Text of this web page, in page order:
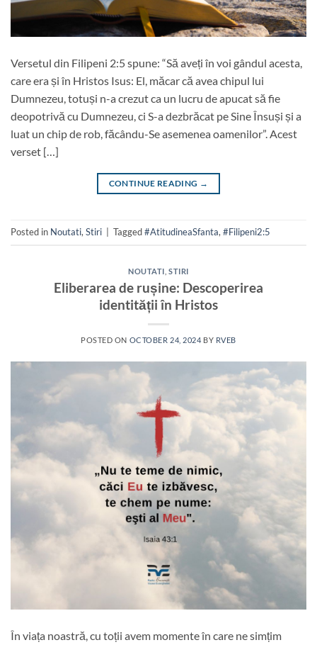
Versetul din Filipeni 2:5 spune: “Să aveți în voi gândul acesta,
care era și în Hristos Isus: El, măcar că avea chipul lui
Dumnezeu, totuși n-a crezut ca un lucru de apucat să fie
deopotrivă cu Dumnezeu, ci S-a dezbrăcat pe Sine Însuși și a
luat un chip de rob, făcându-Se asemenea oamenilor”. Acest
verset […]
CONTINUE READING →
Posted in Noutati,Stiri Tagged#AtitudineaSfanta,#Filipeni2:5
NOUTATI ,STIRI
Eliberarea de rușine: Descoperirea
identității în Hristos
POSTED ON OCTOBER 24, 2024 BY RVEB
În viața noastră, cu toții avem momente în care ne simțim